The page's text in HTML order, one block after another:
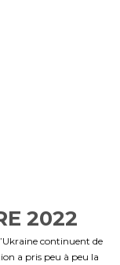
2022
continuent de
a pris peu à peu la